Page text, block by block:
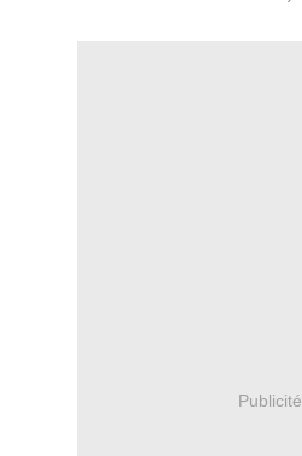
Publicité